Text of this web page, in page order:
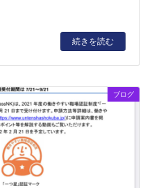
続きを読む
ブログ